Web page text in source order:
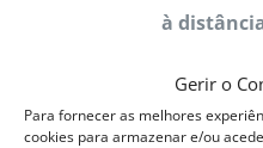
Gerir o
Para fornecer as melhores
cookies para armazenar e/ou
à
learning
Cozinhae